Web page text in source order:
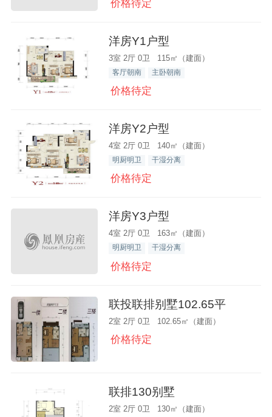
价格待定
洋房Y1户型
3室 2厅 0卫 115㎡（建面）
客厅朝南 主卧朝南
价格待定
洋房Y2户型
4室 2厅 0卫 140㎡（建面）
明厨明卫 干湿分离
价格待定
洋房Y3户型
4室 2厅 0卫 163㎡（建面）
明厨明卫 干湿分离
价格待定
联投联排别墅102.65平
2室 2厅 0卫 102.65㎡（建面）
价格待定
联排130别墅
2室 2厅 0卫 130㎡（建面）